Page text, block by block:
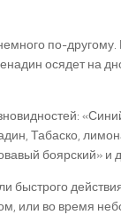
по-
осядет на
Табаско,
боярский» и
быстрого
или во время